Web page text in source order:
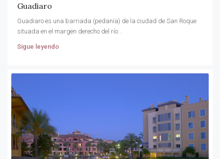
Guadiaro
Guadiaro es una barriada (pedanía) de la ciudad de San Roque
situada en el margen derecho del río...
Sigue leyendo